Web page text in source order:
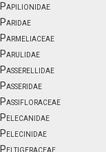
Papilionidae
Paridae
Parmeliaceae
Parulidae
Passerellidae
Passeridae
Passifloraceae
Pelecanidae
Pelecinidae
Peltigeraceae